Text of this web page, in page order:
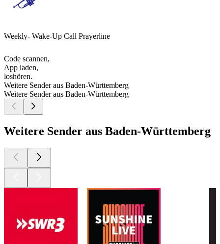
Weekly- Wake-Up Call Prayerline
Code scannen,
App laden,
loshören.
Weitere Sender aus Baden-Württemberg
Weitere Sender aus Baden-Württemberg
Weitere Sender aus Baden-Württemberg